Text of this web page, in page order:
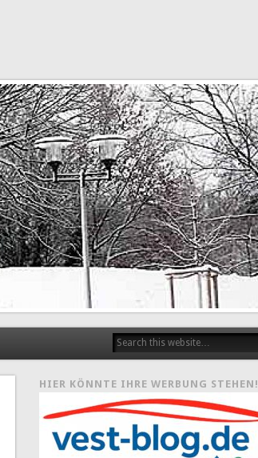
HIER KÖNNTE IHRE WERBUNG STEHEN!